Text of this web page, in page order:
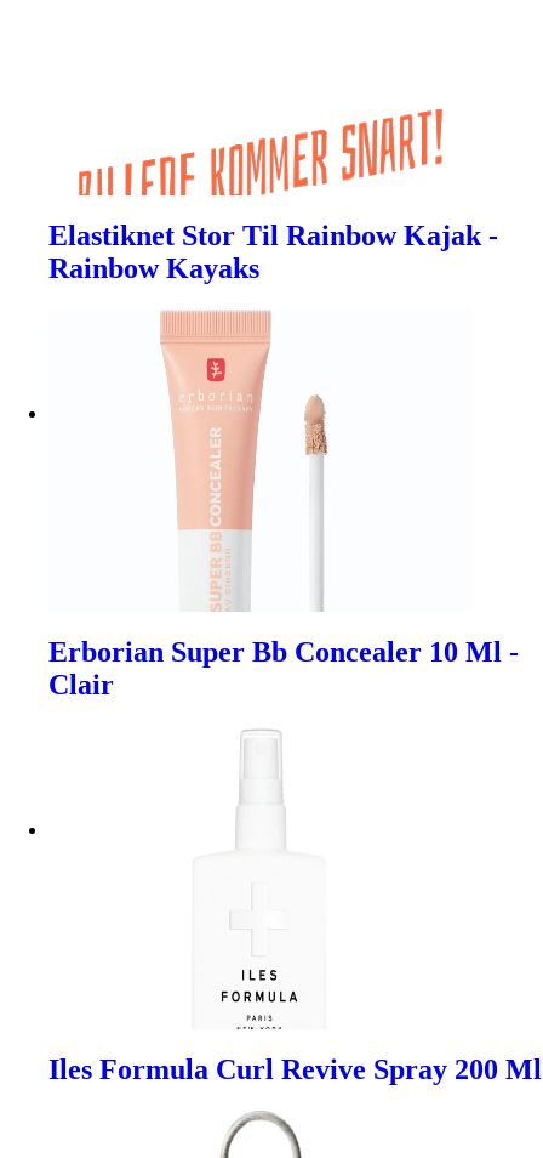
Elastiknet Stor Til Rainbow Kajak -
Rainbow Kayaks
Erborian Super Bb Concealer 10 Ml -
Clair
Iles Formula Curl Revive Spray 200 Ml